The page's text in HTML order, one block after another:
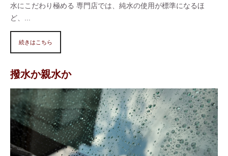
水にこだわり極める 専門店では、純水の使用が標準になるほ
ど、...
続きはこちら
撥水か親水か